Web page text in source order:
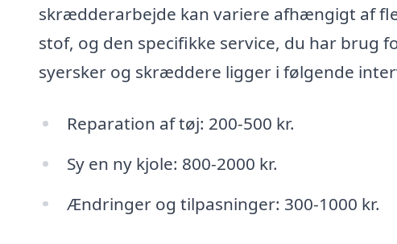
skrædderarbejde kan variere afhængigt af
stof, og den specifikke service, du har brug
syersker og skræddere ligger i følgende
Reparation af tøj: 200-500 kr.
Sy en ny kjole: 800-2000 kr.
Ændringer og tilpasninger: 300-1000 kr.